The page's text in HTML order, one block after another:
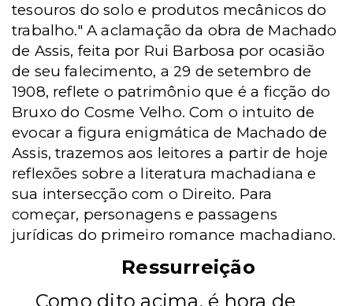
tesouros do solo e produtos mecânicos do
trabalho." A aclamação da obra de Machado
de Assis, feita por Rui Barbosa por ocasião
de seu falecimento, a 29 de setembro de
1908, reflete o patrimônio que é a ficção do
Bruxo do Cosme Velho. Com o intuito de
evocar a figura enigmática de Machado de
Assis, trazemos aos leitores a partir de hoje
reflexões sobre a literatura machadiana e
sua intersecção com o Direito. Para
começar, personagens e passagens
jurídicas do primeiro romance machadiano.
Ressurreição
Como dito acima, é hora de